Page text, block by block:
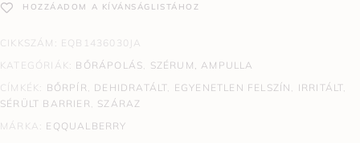
HOZZÁADOM A KÍVÁNSÁGLISTÁHOZ
CIKKSZÁM: EQB1436030JA
KATEGÓRIÁK: BŐRÁPOLÁS, SZÉRUM, AMPULLA
CÍMKÉK: BŐRPÍR, DEHIDRATÁLT, EGYENETLEN FELSZÍN , IRRITÁLT,
SÉRÜLT BARRIER, SZÁRAZ
MÁRKA: EQQUALBERRY